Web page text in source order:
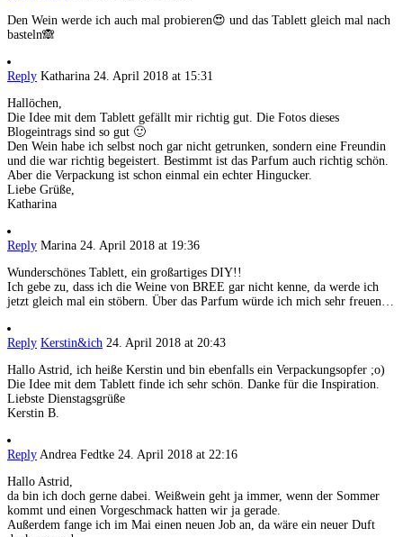
Den Wein werde ich auch mal probieren😍 und das Tablett gleich mal nach
basteln🙈
Reply Katharina 24. April 2018 at 15:31
Hallöchen,
Die Idee mit dem Tablett gefällt mir richtig gut. Die Fotos dieses
Blogeintrags sind so gut 🙂
Den Wein habe ich selbst noch gar nicht getrunken, sondern eine Freundin
und die war richtig begeistert. Bestimmt ist das Parfum auch richtig schön.
Aber die Verpackung ist schon einmal ein echter Hingucker.
Liebe Grüße,
Katharina
Reply Marina 24. April 2018 at 19:36
Wunderschönes Tablett, ein großartiges DIY!!
Ich gebe zu, dass ich die Weine von BREE gar nicht kenne, da werde ich
jetzt gleich mal ein stöbern. Über das Parfum würde ich mich sehr freuen…
Reply Kerstin&ich 24. April 2018 at 20:43
Hallo Astrid, ich heiße Kerstin und bin ebenfalls ein Verpackungsopfer ;o)
Die Idee mit dem Tablett finde ich sehr schön. Danke für die Inspiration.
Liebste Dienstagsgrüße
Kerstin B.
Reply Andrea Fedtke 24. April 2018 at 22:16
Hallo Astrid,
da bin ich doch gerne dabei. Weißwein geht ja immer, wenn der Sommer
kommt und einen Vorgeschmack hatten wir ja gerade.
Außerdem fange ich im Mai einen neuen Job an, da wäre ein neuer Duft